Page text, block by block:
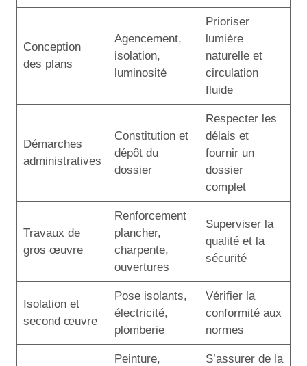
Conception
des plans
Agencement,
isolation,
luminosité
Prioriser
lumière
naturelle et
circulation
fluide
Démarches
administratives
Constitution et
dépôt du
dossier
Respecter les
délais et
fournir un
dossier
complet
Travaux de
gros œuvre
Renforcement
plancher,
charpente,
ouvertures
Superviser la
qualité et la
sécurité
Isolation et
second œuvre
Pose isolants,
électricité,
plomberie
Vérifier la
conformité aux
normes
Peinture,
S’assurer de la